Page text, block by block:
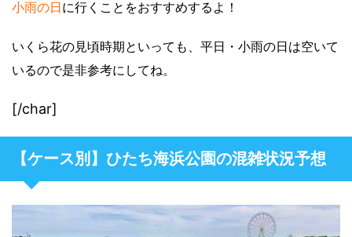
小雨の日に行くことをおすすめするよ！
いくら花の見頃時期といっても、平日・小雨の日は空いて
いるので是非参考にしてね。
[/char]
【ケース別】ひたち海浜公園の混雑状況予想